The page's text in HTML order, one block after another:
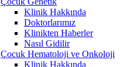
Klinik Hakkında
Doktorlarımız
Klinikten Haberler
Nasıl Gidilir
Çocuk Hematoloji ve Onkoloji
Klinik Hakkında